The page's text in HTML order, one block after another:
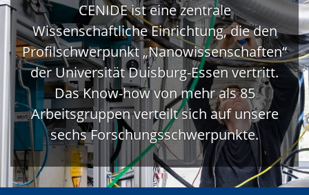
CENIDE ist eine zentrale
Wissenschaftliche Einrichtung, die den
Profilschwerpunkt „Nanowissenschaften“
der Universität Duisburg-Essen vertritt.
Das Know-how von mehr als 85
Arbeitsgruppen verteilt sich auf unsere
sechs Forschungsschwerpunkte.